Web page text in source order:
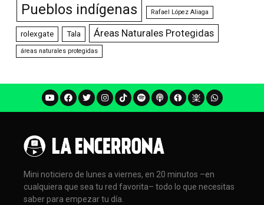
Pueblos indígenas Rafael López Aliaga
rolexgate Tala Áreas Naturales Protegidas
áreas naturales protegidas
Mini noticiero de lunes a viernes, en 20 minutos –en
cualquiera que sea tu red favorita– todo lo que necesitas
saber para empezar tu día.